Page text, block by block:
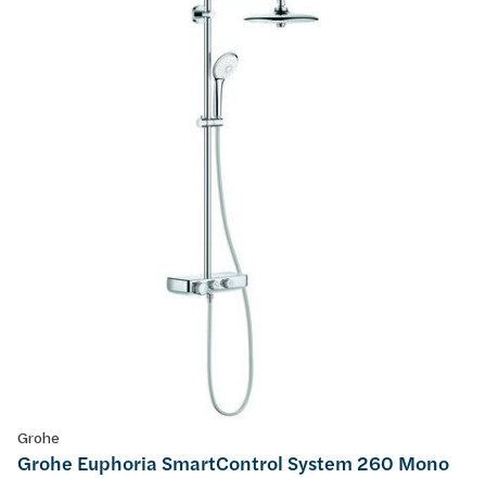
Grohe
Grohe Euphoria SmartControl System 260 Mono